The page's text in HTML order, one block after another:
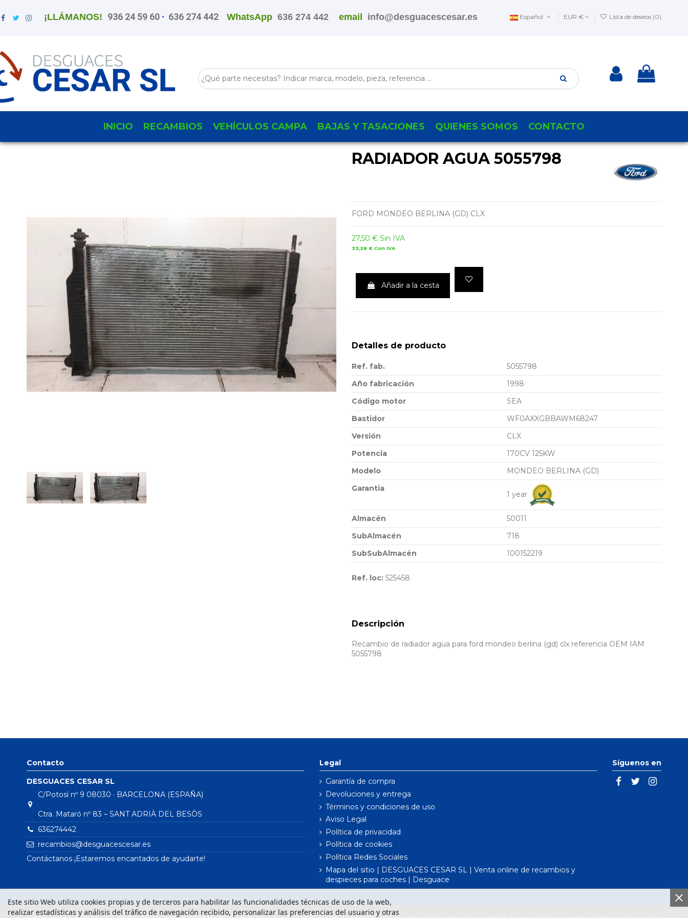
¡LLÁMANOS! 936 24 59 60 · 636 274 442 WhatsApp636 274 442 email info@desguacescesar.es Español EUR € Lista de deseos (0)
INICIO RECAMBIOS VEHÍCULOS CAMPA BAJAS Y TASACIONES QUIENES SOMOS CONTACTO
RADIADOR AGUA 5055798
FORD MONDEO BERLINA (GD) CLX
27,50 € Sin IVA
33,28 € Con IVA
Añadir a la cesta
Detalles de producto
Ref. fab.
5055798
Año fabricación
1998
Código motor
SEA
Bastidor
WF0AXXGBBAWM68247
Versión
CLX
Potencia
170CV 125KW
Modelo
MONDEO BERLINA (GD)
Garantia
1 year
Almacén
50011
SubAlmacén
718
SubSubAlmacén
100152219
Ref. loc: 525458
Descripción
Recambio de radiador agua para ford mondeo berlina (gd) clx referencia OEM IAM
5055798
Contacto
DESGUACES CESAR SL
C/Potosí nº 9 08030 · BARCELONA (ESPAÑA)
Ctra. Mataró nº 83 – SANT ADRIÀ DEL BESÒS
636274442
recambios@desguacescesar.es
Contáctanos ¡Estaremos encantados de ayudarte!
Legal
Garantía de compra
Devoluciones y entrega
Términos y condiciones de uso
Aviso Legal
Política de privacidad
Política de cookies
Política Redes Sociales
Mapa del sitio | DESGUACES CESAR SL | Venta online de recambios y
despieces para coches | Desguace
Este sitio Web utiliza cookies propias y de terceros para habilitar las funcionalidades técnicas de uso de la web,
realizar estadísticas y análisis del tráfico de navegación recibido, personalizar las preferencias del usuario y otras
Síguenos en